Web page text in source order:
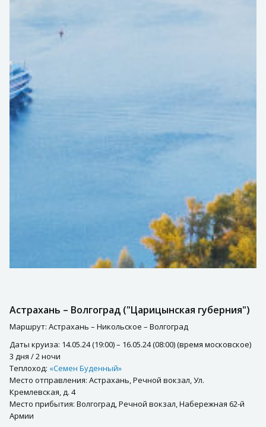
Астрахань – Волгоград ("Царицынская губерния")
Маршрут: Астрахань – Никольское – Волгоград
Даты круиза: 14.05.24 (19:00) – 16.05.24 (08:00) (время московское)
3 дня / 2 ночи
Теплоход: «Семен Буденный»
Место отправления: Астрахань, Речной вокзал, Ул.
Кремлевская, д. 4
Место прибытия: Волгоград, Речной вокзал, Набережная 62-й
Армии